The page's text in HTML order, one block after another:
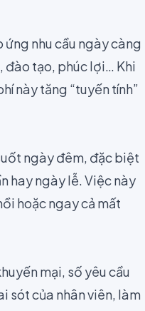
nhu cầu ngày càng
tạo, phúc lợi… Khi
này tăng “tuyến tính”
ngày đêm, đặc biệt
hay ngày lễ. Việc này
hoặc ngay cả mất
mại, số yêu cầu
sót của nhân viên, làm